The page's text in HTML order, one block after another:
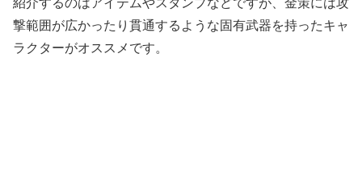
紹介するのはアイテムやスタンプなどですが、金策には攻
撃範囲が広かったり貫通するような固有武器を持ったキャ
ラクターがオススメです。